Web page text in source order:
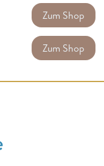
Zum Shop
Zum Shop